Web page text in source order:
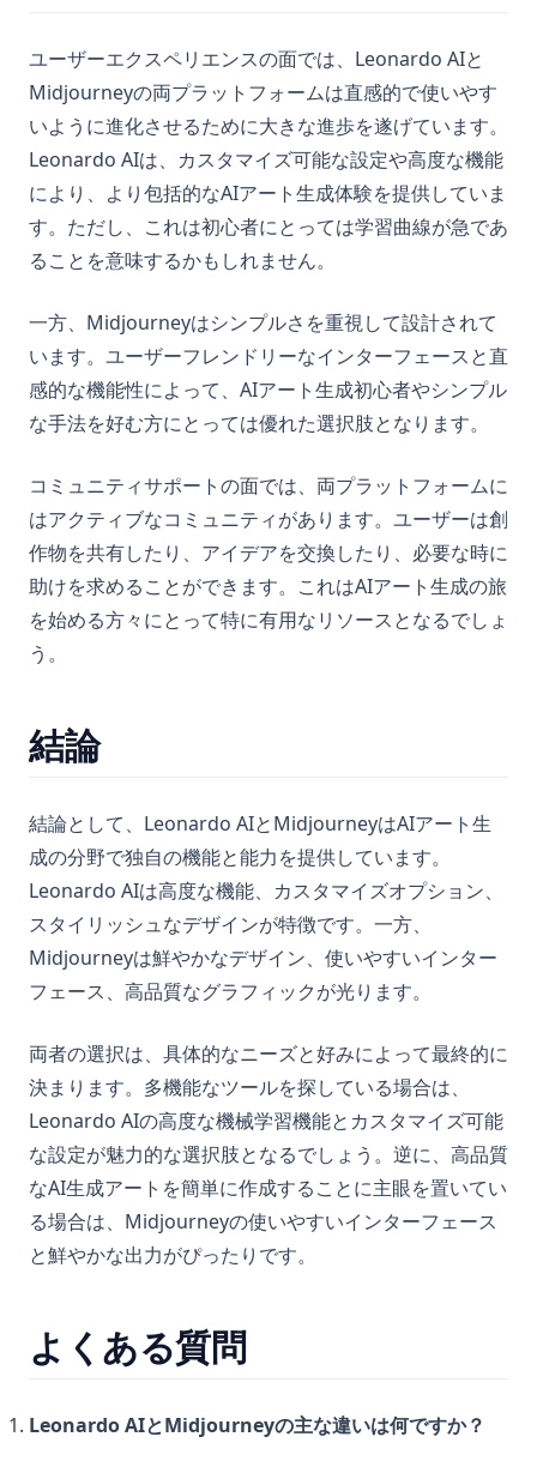
ユーザーエクスペリエンスの面では、Leonardo AIと
Midjourneyの両プラットフォームは直感的で使いやす
いように進化させるために大きな進歩を遂げています。
Leonardo AIは、カスタマイズ可能な設定や高度な機能
により、より包括的なAIアート生成体験を提供していま
す。ただし、これは初心者にとっては学習曲線が急であ
ることを意味するかもしれません。
一方、Midjourneyはシンプルさを重視して設計されて
います。ユーザーフレンドリーなインターフェースと直
感的な機能性によって、AIアート生成初心者やシンプル
な手法を好む方にとっては優れた選択肢となります。
コミュニティサポートの面では、両プラットフォームに
はアクティブなコミュニティがあります。ユーザーは創
作物を共有したり、アイデアを交換したり、必要な時に
助けを求めることができます。これはAIアート生成の旅
を始める方々にとって特に有用なリソースとなるでしょ
う。
結論
結論として、Leonardo AIとMidjourneyはAIアート生
成の分野で独自の機能と能力を提供しています。
Leonardo AIは高度な機能、カスタマイズオプション、
スタイリッシュなデザインが特徴です。一方、
Midjourneyは鮮やかなデザイン、使いやすいインター
フェース、高品質なグラフィックが光ります。
両者の選択は、具体的なニーズと好みによって最終的に
決まります。多機能なツールを探している場合は、
Leonardo AIの高度な機械学習機能とカスタマイズ可能
な設定が魅力的な選択肢となるでしょう。逆に、高品質
なAI生成アートを簡単に作成することに主眼を置いてい
る場合は、Midjourneyの使いやすいインターフェース
と鮮やかな出力がぴったりです。
よくある質問
Leonardo AIとMidjourneyの主な違いは何ですか？